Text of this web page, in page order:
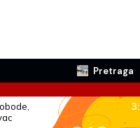
Pretraga